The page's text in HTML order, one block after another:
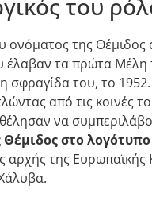
του
ονόματος της Θέμιδος
τα πρώτα Μέλη
σφραγίδα του, το 1952.
από τις κοινές
να
Θέμιδοςστο λογότυπο
αρχής της Ευρωπαϊκής